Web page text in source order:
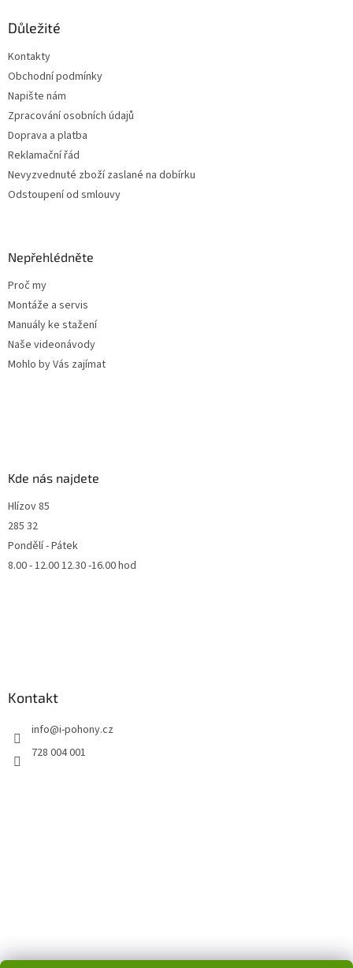
Důležité
Kontakty
Obchodní podmínky
Napište nám
Zpracování osobních údajů
Doprava a platba
Reklamační řád
Nevyzvednuté zboží zaslané na dobírku
Odstoupení od smlouvy
Nepřehlédněte
Proč my
Montáže a servis
Manuály ke stažení
Naše videonávody
Mohlo by Vás zajímat
Kde nás najdete
Hlízov 85
285 32
Pondělí - Pátek
8.00 - 12.00 12.30 -16.00 hod
Kontakt
info@i-pohony.cz
728 004 001